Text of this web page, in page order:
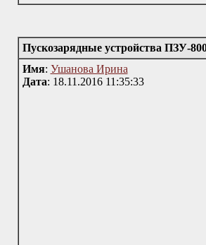
Пускозарядные устройства ПЗУ-
Имя: Ушанова Ирина
Дата: 18.11.2016 11:35:33